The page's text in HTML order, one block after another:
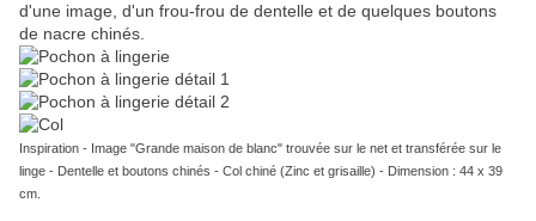
d'une image, d'un frou-frou de dentelle et de quelques boutons
de nacre chinés.
Inspiration - Image "Grande maison de blanc" trouvée sur le net et transférée sur le
linge - Dentelle et boutons chinés - Col chiné (Zinc et grisaille) - Dimension : 44 x 39
cm.